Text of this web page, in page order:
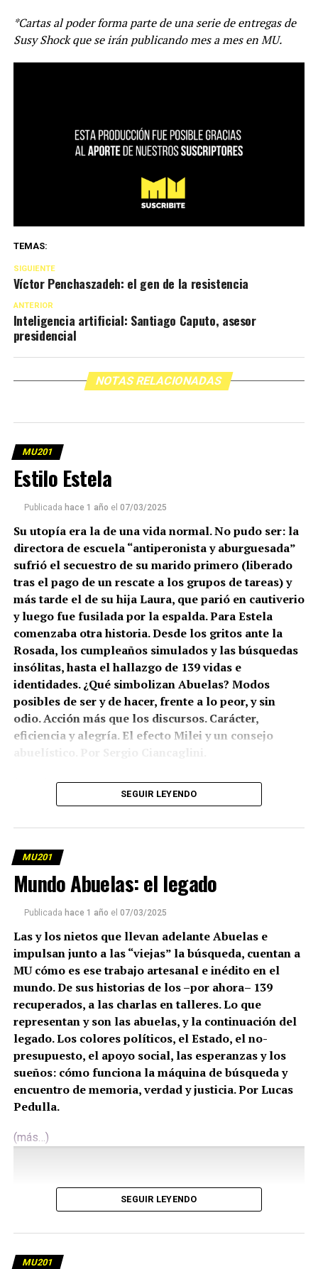
*Cartas al poder forma parte de una serie de entregas de
Susy Shock que se irán publicando mes a mes en MU.
TEMAS:
SIGUIENTE
Víctor Penchaszadeh: el gen de la resistencia
ANTERIOR
Inteligencia artificial: Santiago Caputo, asesor
presidencial
NOTAS RELACIONADAS
MU201
Estilo Estela
Publicada hace 1 año el 07/03/2025
Su utopía era la de una vida normal. No pudo ser: la
directora de escuela “antiperonista y aburguesada”
sufrió el secuestro de su marido primero (liberado
tras el pago de un rescate a los grupos de tareas) y
más tarde el de su hija Laura, que parió en cautiverio
y luego fue fusilada por la espalda. Para Estela
comenzaba otra historia. Desde los gritos ante la
Rosada, los cumpleaños simulados y las búsquedas
insólitas, hasta el hallazgo de 139 vidas e
identidades. ¿Qué simbolizan Abuelas? Modos
posibles de ser y de hacer, frente a lo peor, y sin
odio. Acción más que los discursos. Carácter,
eficiencia y alegría. El efecto Milei y un consejo
SEGUIR LEYENDO
MU201
Mundo Abuelas: el legado
Publicada hace 1 año el 07/03/2025
Las y los nietos que llevan adelante Abuelas e
impulsan junto a las “viejas” la búsqueda, cuentan a
MU cómo es ese trabajo artesanal e inédito en el
mundo. De sus historias de los –por ahora– 139
recuperados, a las charlas en talleres. Lo que
representan y son las abuelas, y la continuación del
legado. Los colores políticos, el Estado, el no-
presupuesto, el apoyo social, las esperanzas y los
sueños: cómo funciona la máquina de búsqueda y
encuentro de memoria, verdad y justicia. Por Lucas
Pedulla.
(más…)
SEGUIR LEYENDO
MU201